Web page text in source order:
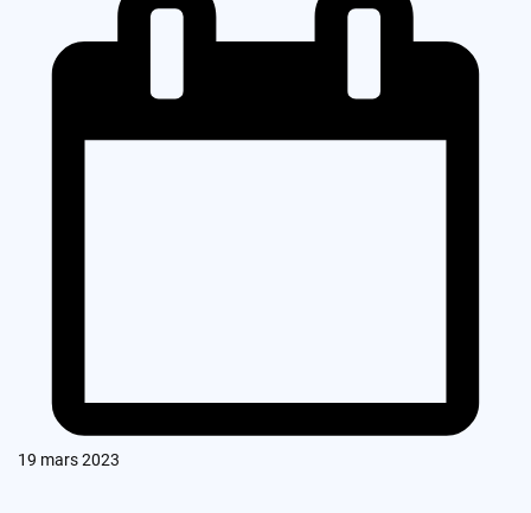
19 mars 2023